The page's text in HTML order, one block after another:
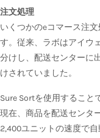
注文処理
いくつかのeコマース注
す。従来、ラボはアイウ
分けし、配送センターに
けされていました。
Sure Sortを使用すること
現在、商品を配送センタ
2,400ユニットの速度で